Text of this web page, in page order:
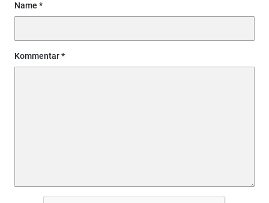
Name
Kommentar